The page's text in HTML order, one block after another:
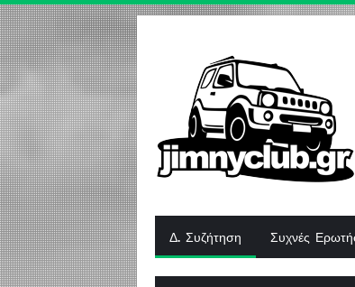
Δ. Συζήτηση Συχνές